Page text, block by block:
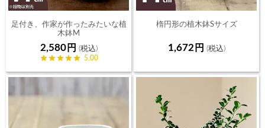
足付き、作家が作ったみたいな植
木鉢M
（11ｃｍ）
2,580
5.00
楕円形の植木鉢Sサイズ
1,672